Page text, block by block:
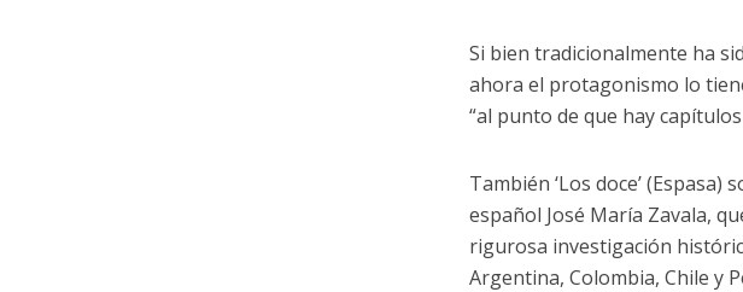
Si bien tradicionalmente ha
ahora el protagonismo lo
“al punto de que hay
También ‘Los doce’
español José María Zavala,
rigurosa investigación
Argentina, Colombia, Chile y